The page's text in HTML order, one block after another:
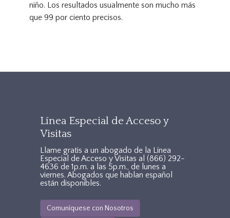
niño. Los resultados usualmente son mucho más
que 99 por ciento precisos.
Línea Especial de Acceso y
Visitas
Llame gratis a un abogado de la Línea
Especial de Acceso y Visitas al (866) 292-
4636 de 1p.m. a las 5p.m., de lunes a
viernes. Abogados que hablan español
están disponibles.
Comuníquese con Nosotros